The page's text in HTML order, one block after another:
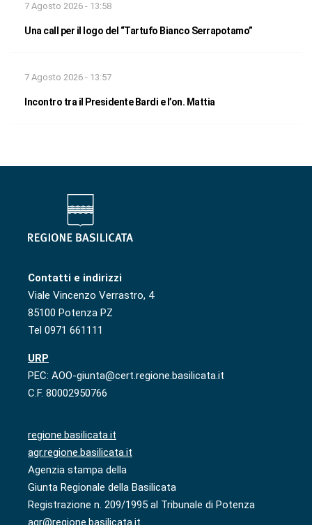
7 Agosto 2026 - 13:58
Una call per il logo del “Tartufo Bianco Serrapotamo”
7 Agosto 2026 - 13:57
Incontro tra il Presidente Bardi e l’on. Mattia
Contatti e indirizzi
Viale Vincenzo Verrastro, 4
85100 Potenza PZ
Tel 0971 661111
URP
PEC: AOO-giunta@cert.regione.basilicata.it
C.F. 80002950766
regione.basilicata.it
agr.regione.basilicata.it
Agenzia stampa della
Giunta Regionale della Basilicata
Registrazione n. 209/1995 al Tribunale di Potenza
agr@regione.basilicata.it